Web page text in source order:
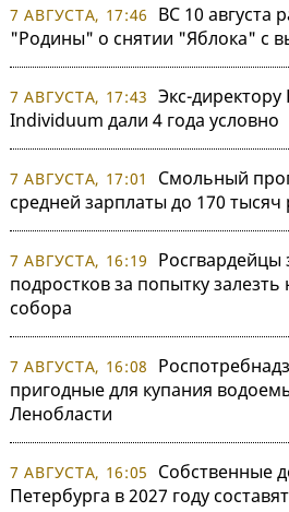
7 АВГУСТА, 17:46
ВС 10 августа
"Родины" о снятии "Яблока" с
7 АВГУСТА, 17:43 Экс-
Individuum дали 4 года условно
7 АВГУСТА, 17:01
Смольный
средней зарплаты до 170 тысяч
7 АВГУСТА, 16:19
Росгвардейцы
подростков за попытку
собора
7 АВГУСТА, 16:08
пригодные для купания
Ленобласти
7 АВГУСТА, 16:05
Собственные
Петербурга в 2027 году